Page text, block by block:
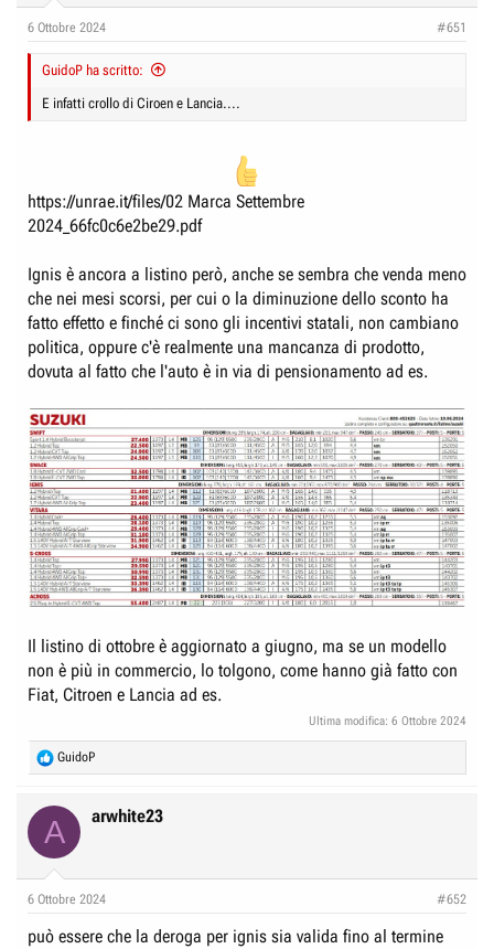
s
6 Ottobre 2024 #651
GuidoP ha scritto:
E infatti crollo di Ciroen e Lancia....
https://unrae.it/files/02 Marca Settembre
2024_66fc0c6e2be29.pdf
Ignis è ancora a listino però, anche se sembra che venda meno
che nei mesi scorsi, per cui o la diminuzione dello sconto ha
fatto effetto e finché ci sono gli incentivi statali, non cambiano
politica, oppure c'è realmente una mancanza di prodotto,
dovuta al fatto che l'auto è in via di pensionamento ad es.
Il listino di ottobre è aggiornato a giugno, ma se un modello
non è più in commercio, lo tolgono, come hanno già fatto con
Fiat, Citroen e Lancia ad es.
Ultima modifica: 6 Ottobre 2024
R
e
t
s
GuidoP
A arwhite23
6 Ottobre 2024 #652
può essere che la deroga per ignis sia valida fino al termine